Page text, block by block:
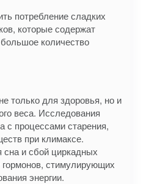
потребление сладких
которые содержат
количество
только для здоровья, но и
веса. Исследования
с процессами старения,
при климаксе.
и сбой циркадных
стимулирующих
энергии.